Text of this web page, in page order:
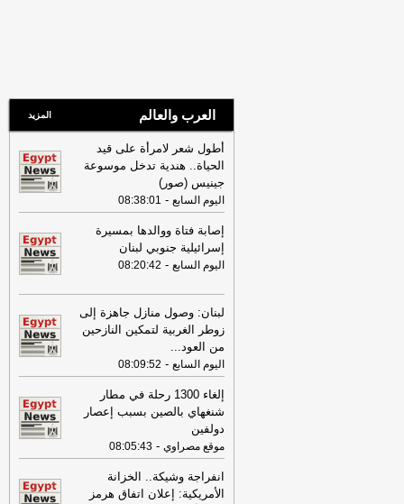
العرب والعالم المزيد
أطول شعر لامرأة على قيد
الحياة.. هندية تدخل موسوعة
جينيس (صور)
اليوم السابع -
08:38:01
إصابة فتاة ووالدها بمسيرة
إسرائيلية جنوبي لبنان
اليوم السابع -
08:20:42
لبنان: وصول منازل جاهزة إلى
زوطر الغربية لتمكين النازحين
من العود...
اليوم السابع -
08:09:52
إلغاء 1300 رحلة في مطار
شنغهاي بالصين بسبب إعصار
دولفين
موقع مصراوي -
08:05:43
انفراجة وشيكة.. الخزانة
الأمريكية: إعلان اتفاق هرمز